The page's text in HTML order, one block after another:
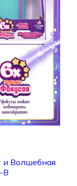
и Волшебная
B